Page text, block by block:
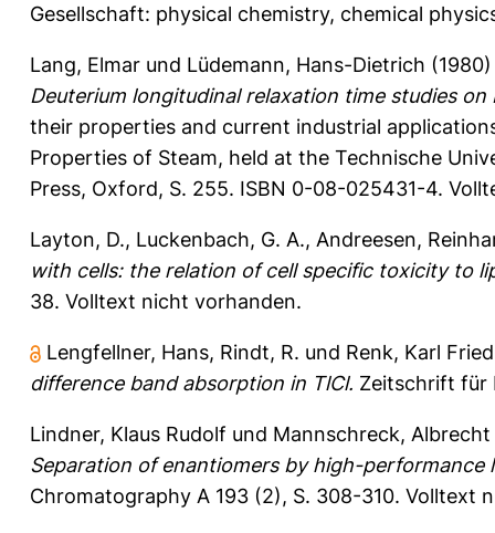
Gesellschaft: physical chemistry, chemical
Lang, Elmar und Lüdemann, Hans-Dietrich
Deuterium longitudinal relaxation time studies on
their properties and current industrial
Properties of Steam, held at the Technische
Press, Oxford, S. 255. ISBN 0-08-025431-4.
Layton, D., Luckenbach, G. A., Andreesen,
with cells: the relation of cell specific toxicity to
38. Volltext nicht vorhanden.
Lengfellner, Hans, Rindt, R. und Renk, Karl
difference band absorption in TlCl. Zeitschrift für
Lindner, Klaus Rudolf und Mannschreck, Albrecht
Separation of enantiomers by high-
Chromatography A 193 (2), S. 308-310. Volltext